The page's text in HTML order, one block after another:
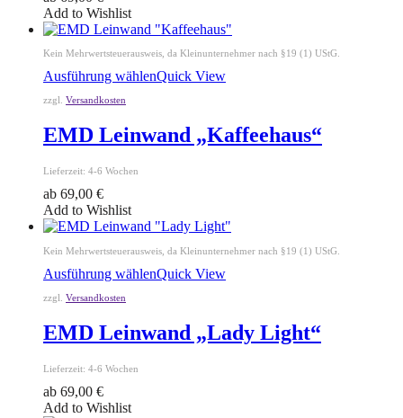
Add to Wishlist
Kein Mehrwertsteuerausweis, da Kleinunternehmer nach §19 (1) UStG.
Ausführung wählenQuick View
zzgl. Versandkosten
EMD Leinwand „Kaffeehaus“
Lieferzeit: 4-6 Wochen
ab 69,00 €
Add to Wishlist
Kein Mehrwertsteuerausweis, da Kleinunternehmer nach §19 (1) UStG.
Ausführung wählenQuick View
zzgl. Versandkosten
EMD Leinwand „Lady Light“
Lieferzeit: 4-6 Wochen
ab 69,00 €
Add to Wishlist